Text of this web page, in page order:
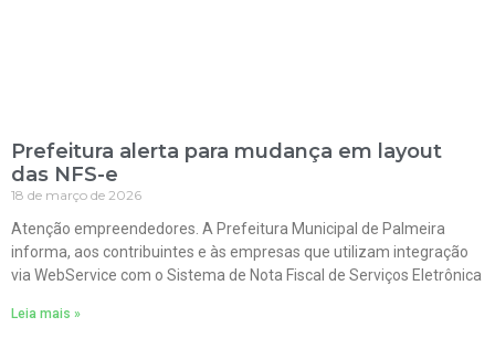
Prefeitura alerta para mudança em layout
das NFS-e
18 de março de 2026
Atenção empreendedores. A Prefeitura Municipal de Palmeira
informa, aos contribuintes e às empresas que utilizam integração
via WebService com o Sistema de Nota Fiscal de Serviços Eletrônica
Leia mais »